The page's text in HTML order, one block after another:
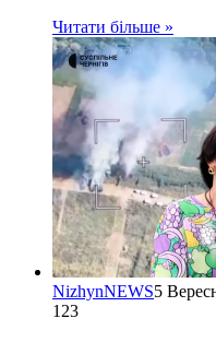
Читати більше »
NizhynNEWS5
123